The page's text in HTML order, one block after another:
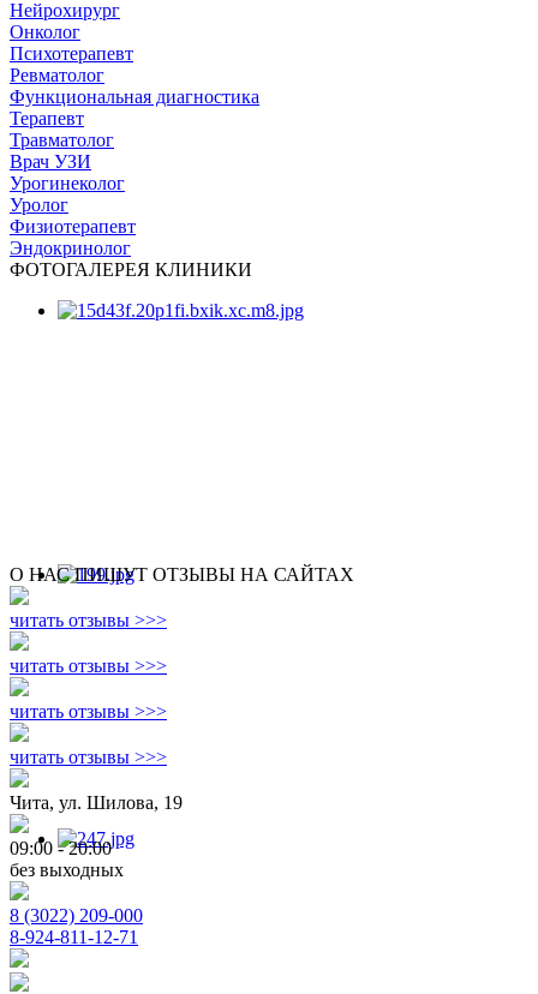
Нейрохирург
Онколог
Психотерапевт
Ревматолог
Функциональная диагностика
Терапевт
Травматолог
Врач УЗИ
Урогинеколог
Уролог
Физиотерапевт
Эндокринолог
ФОТОГАЛЕРЕЯ КЛИНИКИ
О НАС ПИШУТ ОТЗЫВЫ НА САЙТАХ
читать отзывы >>>
читать отзывы >>>
читать отзывы >>>
читать отзывы >>>
Чита, ул. Шилова, 19
09:00 - 20:00
без выходных
8 (3022) 209-000
8-924-811-12-71